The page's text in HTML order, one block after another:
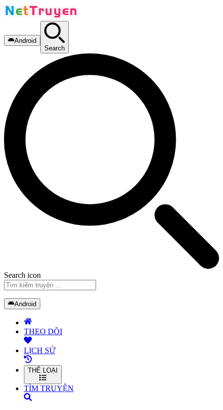
Android
Search
Search icon
Android
THEO DÕI
LỊCH SỬ
THỂ LOẠI
TÌM TRUYỆN